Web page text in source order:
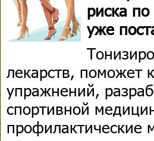
риска
уже
лекарств, поможет
упражнений,
спортивной
профилактические